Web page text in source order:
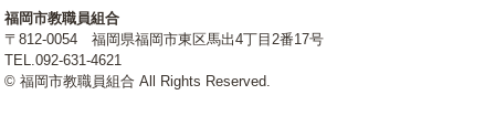
福岡市教職員組合
〒812-0054 福岡県福岡市東区馬出4丁目2番17号
TEL.092-631-4621
©福岡市教職員組合 All Rights Reserved.